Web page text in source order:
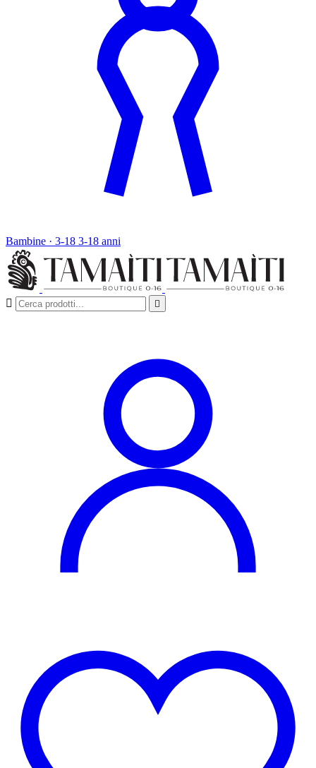
Bambine · 3-18 3-18 anni
 